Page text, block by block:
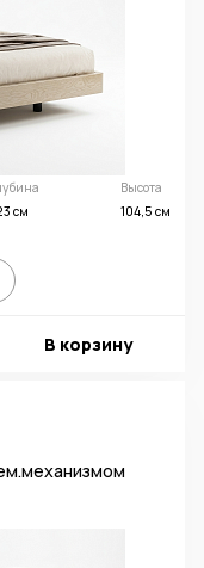
см
Высота
104,5 см
В корзину